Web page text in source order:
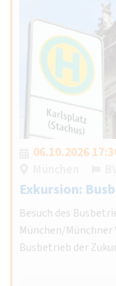
06.10.2026
Exkursion:
Besuch des
München/
Busbetrieb der